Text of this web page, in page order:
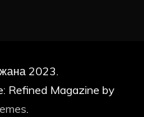
2023.
Refined Magazine by
.